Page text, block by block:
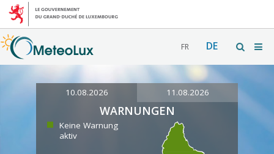
FR DE
10.08.2026 11.08.2026
WARNUNGEN
Keine Warnung
aktiv